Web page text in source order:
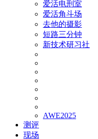
爱活电刑室
爱活角斗场
去他的摄影
短路三分钟
新技术研习社
AWE2025
测评
现场